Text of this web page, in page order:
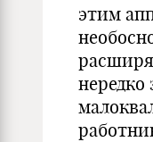
этим
нередко